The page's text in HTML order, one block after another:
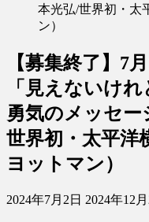
本光弘/世界初・太
ン）
【募集終了】7
「見えないけ
勇気のメッセー
世界初・太平洋
ヨットマン）
2024年7月2日 最
2024年12月